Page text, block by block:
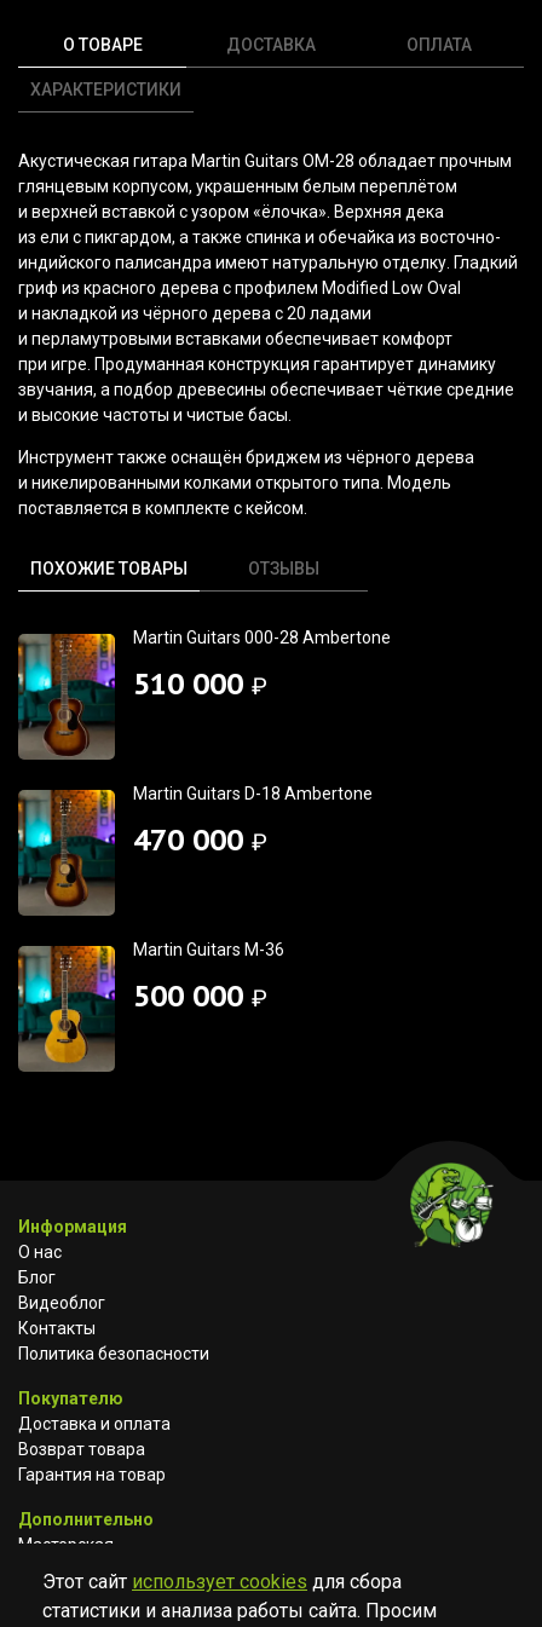
О ТОВАРЕ
ХАРАКТЕРИСТИКИ
ДОСТАВКА ОПЛАТА
Акустическая гитара Martin Guitars OM-28 обладает прочным
глянцевым корпусом, украшенным белым переплётом
и верхней вставкой с узором «ёлочка». Верхняя дека
из ели с пикгардом, а также спинка и обечайка из восточно-
индийского палисандра имеют натуральную отделку. Гладкий
гриф из красного дерева с профилем Modified Low Oval
и накладкой из чёрного дерева с 20 ладами
и перламутровыми вставками обеспечивает комфорт
при игре. Продуманная конструкция гарантирует динамику
звучания, а подбор древесины обеспечивает чёткие средние
и высокие частоты и чистые басы.
Инструмент также оснащён бриджем из чёрного дерева
и никелированными колками открытого типа. Модель
поставляется в комплекте с кейсом.
ПОХОЖИЕ ТОВАРЫ ОТЗЫВЫ
Martin Guitars 000-28 Ambertone
510 000 ₽
Martin Guitars D-18 Ambertone
470 000 ₽
Martin Guitars M-36
500 000 ₽
Информация
О нас
Блог
Видеоблог
Контакты
Политика безопасности
Покупателю
Доставка и оплата
Возврат товара
Гарантия на товар
Дополнительно
Мастерская
Сотрудничество
Этот сайт использует cookies для сбора
статистики и анализа работы сайта. Просим